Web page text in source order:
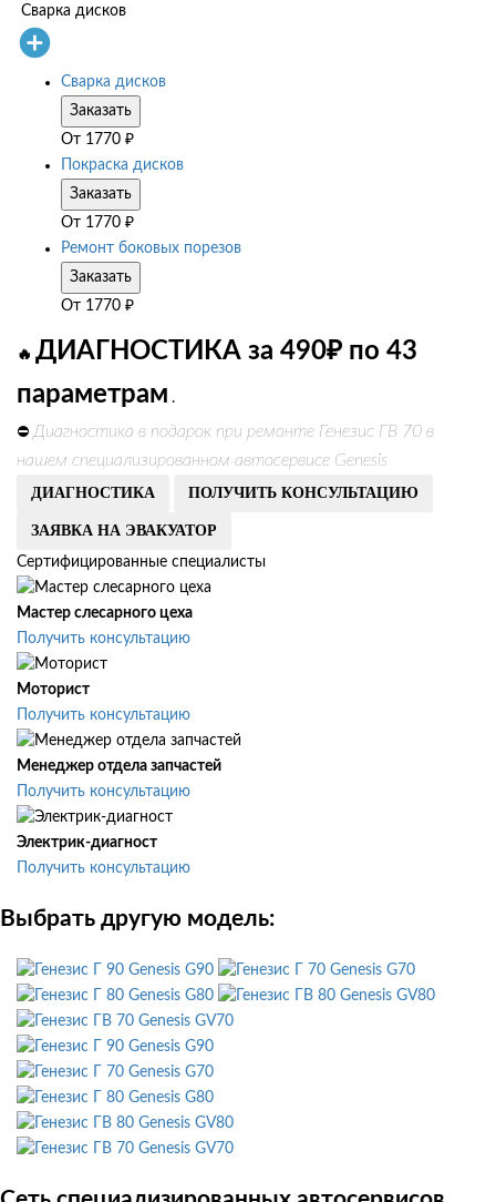
Сварка дисков
Сварка дисков
Заказать
От 1770 ₽
Покраска дисков
Заказать
От 1770 ₽
Ремонт боковых порезов
Заказать
От 1770 ₽
🔥 ДИАГНОСТИКА за 490₽ по 43
параметрам .
⛔ Диагностика в подарок при ремонте Генезис ГВ 70 в
нашем специализированном автосервисе Genesis
ДИАГНОСТИКА ПОЛУЧИТЬ КОНСУЛЬТАЦИЮ
ЗАЯВКА НА ЭВАКУАТОР
Сертифицированные специалисты
Мастер слесарного цеха
Получить консультацию
Моторист
Получить консультацию
Менеджер отдела запчастей
Получить консультацию
Электрик-диагност
Получить консультацию
Выбрать другую модель:
Genesis G90
Genesis G70
Genesis G80
Genesis GV80
Genesis GV70
Genesis G90
Genesis G70
Genesis G80
Genesis GV80
Genesis GV70